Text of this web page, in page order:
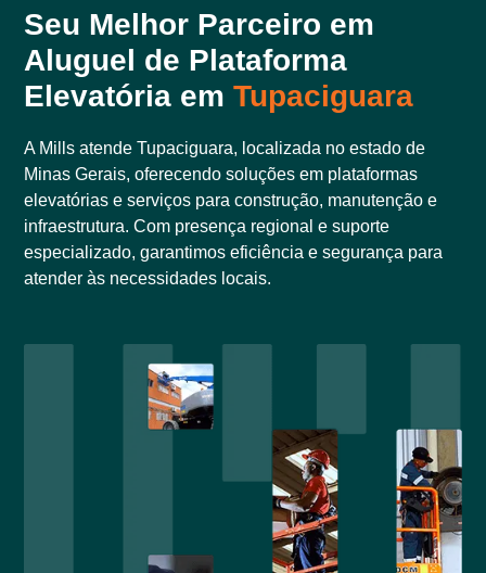
Seu Melhor Parceiro em
Aluguel de Plataforma
Elevatória emTupaciguara
A Mills atende Tupaciguara, localizada no estado de
Minas Gerais, oferecendo soluções em plataformas
elevatórias e serviços para construção, manutenção e
infraestrutura. Com presença regional e suporte
especializado, garantimos eficiência e segurança para
atender às necessidades locais.